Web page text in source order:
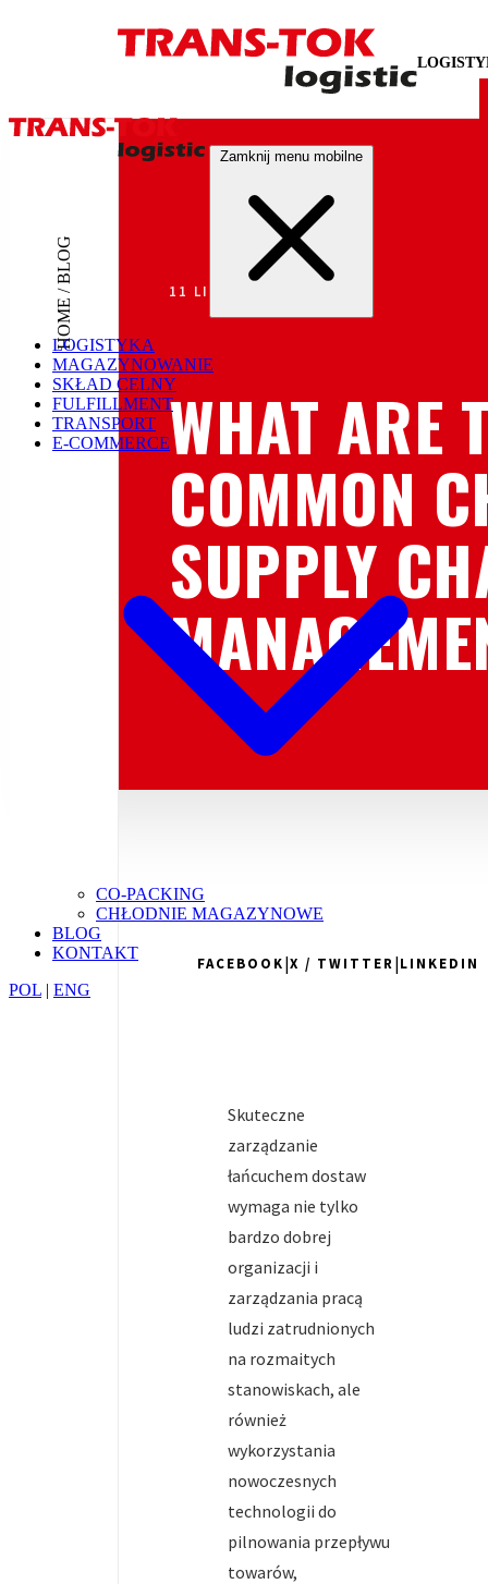
Zamknij menu mobilne
LOGISTYKA
MAGAZYNOWANIE
SKŁAD CELNY
FULFILLMENT
TRANSPORT
E-COMMERCE
CO-PACKING
CHŁODNIE MAGAZYNOWE
BLOG
KONTAKT
POL | ENG
HOME / BLOG 11 LIPCA 2023
WHAT ARE
COMMON
SUPPLY
FACEBOOK|X / TWITTER|LINKEDIN
Skuteczne
zarządzanie
łańcuchem dostaw
wymaga nie tylko
bardzo dobrej
organizacji i
zarządzania pracą
ludzi zatrudnionych
na rozmaitych
stanowiskach, ale
również
wykorzystania
nowoczesnych
technologii do
pilnowania przepływu
towarów,